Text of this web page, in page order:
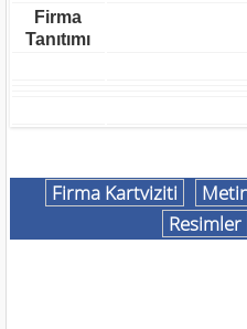
Firma
Tanıtımı
Firma Kartviziti
Resimler